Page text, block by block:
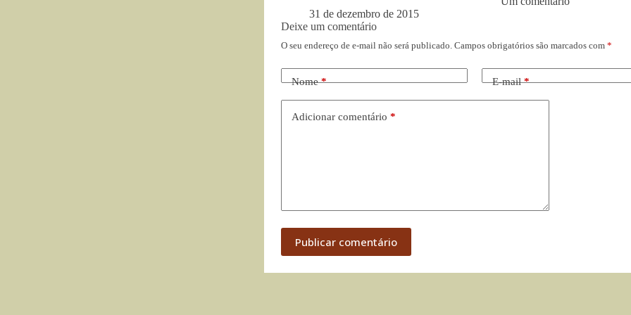
31 de dezembro de 2015
Deixe um comentário
O seu endereço de e-mail não será publicado. Campos obrigatórios são marcados com *
Nome* E-mail*
Adicionar comentário *
Publicar comentário